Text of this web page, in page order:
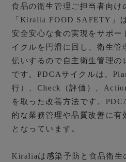
食品の衛生管理ご担当者向け
「Kiralia FOOD SAFETY」
安全安心な食の実現をサポー
イクルを円滑に回し、衛生管
伝いするので自主衛生管理の
です。PDCAサイクルは、
行）、Check（評価）、
を取った改善方法です。
的な業務管理や品質改善に有
となっています。
Kiraliaは感染予防と食品衛生